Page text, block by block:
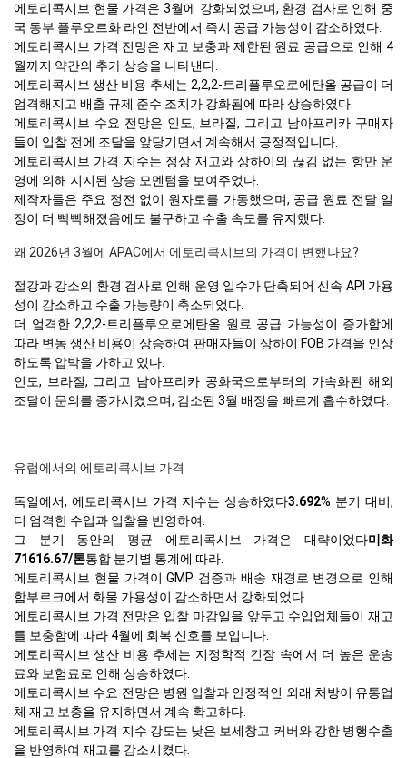
에토리콕시브 현물 가격은 3월에 강화되었으며, 환경 검사로 인해 중
국 동부 플루오르화 라인 전반에서 즉시 공급 가능성이 감소하였다.
에토리콕시브 가격 전망은 재고 보충과 제한된 원료 공급으로 인해 4
월까지 약간의 추가 상승을 나타낸다.
에토리콕시브 생산 비용 추세는 2,2,2-트리플루오로에탄올 공급이 더
엄격해지고 배출 규제 준수 조치가 강화됨에 따라 상승하였다.
에토리콕시브 수요 전망은 인도, 브라질, 그리고 남아프리카 구매자
들이 입찰 전에 조달을 앞당기면서 계속해서 긍정적입니다.
에토리콕시브 가격 지수는 정상 재고와 상하이의 끊김 없는 항만 운
영에 의해 지지된 상승 모멘텀을 보여주었다.
제작자들은 주요 정전 없이 원자로를 가동했으며, 공급 원료 전달 일
정이 더 빡빡해졌음에도 불구하고 수출 속도를 유지했다.
왜 2026년 3월에 APAC에서 에토리콕시브의 가격이 변했나요?
절강과 강소의 환경 검사로 인해 운영 일수가 단축되어 신속 API 가용
성이 감소하고 수출 가능량이 축소되었다.
더 엄격한 2,2,2-트리플루오로에탄올 원료 공급 가능성이 증가함에
따라 변동 생산 비용이 상승하여 판매자들이 상하이 FOB 가격을 인상
하도록 압박을 가하고 있다.
인도, 브라질, 그리고 남아프리카 공화국으로부터의 가속화된 해외
조달이 문의를 증가시켰으며, 감소된 3월 배정을 빠르게 흡수하였다.
유럽에서의 에토리콕시브 가격
독일에서, 에토리콕시브 가격 지수는 상승하였다3.692% 분기 대비,
더 엄격한 수입과 입찰을 반영하여.
그 분기 동안의 평균 에토리콕시브 가격은 대략이었다미화
71616.67/톤통합 분기별 통계에 따라.
에토리콕시브 현물 가격이 GMP 검증과 배송 재경로 변경으로 인해
함부르크에서 화물 가용성이 감소하면서 강화되었다.
에토리콕시브 가격 전망은 입찰 마감일을 앞두고 수입업체들이 재고
를 보충함에 따라 4월에 회복 신호를 보입니다.
에토리콕시브 생산 비용 추세는 지정학적 긴장 속에서 더 높은 운송
료와 보험료로 인해 상승하였다.
에토리콕시브 수요 전망은 병원 입찰과 안정적인 외래 처방이 유통업
체 재고 보충을 유지하면서 계속 확고하다.
에토리콕시브 가격 지수 강도는 낮은 보세창고 커버와 강한 병행수출
을 반영하여 재고를 감소시켰다.